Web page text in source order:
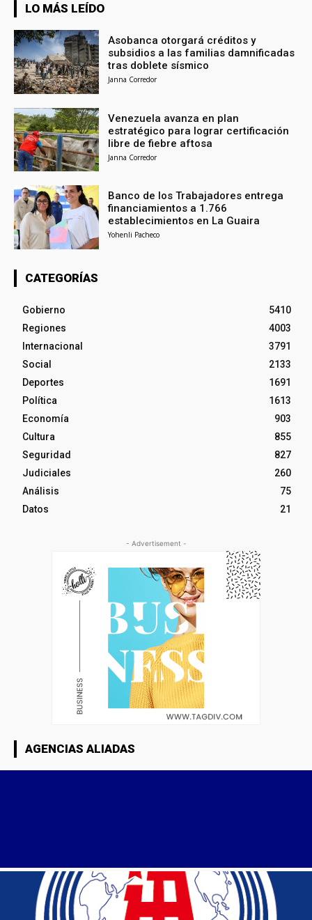
LO MÁS LEÍDO
Asobanca otorgará créditos y
subsidios a las familias damnificadas
tras doblete sísmico
Janna Corredor
Venezuela avanza en plan
estratégico para lograr certificación
libre de fiebre aftosa
Janna Corredor
Banco de los Trabajadores entrega
financiamientos a 1.766
establecimientos en La Guaira
Yohenli Pacheco
CATEGORÍAS
Gobierno
5410
Regiones
4003
Internacional
3791
Social
2133
Deportes
1691
Política
1613
Economía
903
Cultura
855
Seguridad
827
Judiciales
260
Análisis
75
Datos
21
- Advertisement -
AGENCIAS ALIADAS